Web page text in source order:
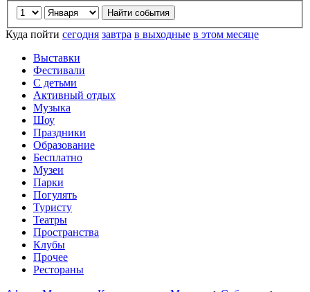
Куда пойти сегодня завтра в выходные в этом месяце
Выставки
Фестивали
С детьми
Активный отдых
Музыка
Шоу
Праздники
Образование
Бесплатно
Музеи
Парки
Погулять
Туристу
Театры
Пространства
Клубы
Прочее
Рестораны